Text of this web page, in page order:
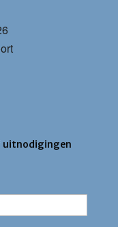
uitnodigingen